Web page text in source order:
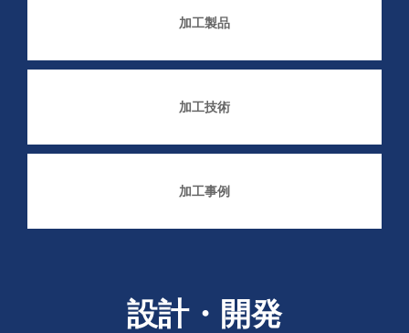
加工製品
加工技術
加工事例
設計・開発